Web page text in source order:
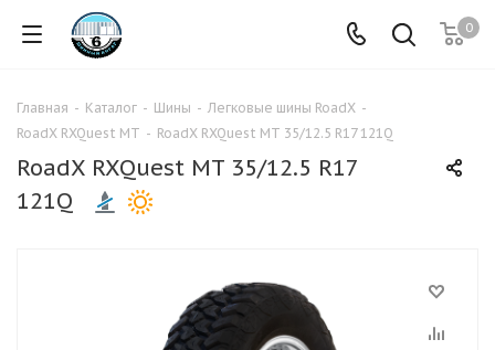
0
Главная - Каталог - Шины - Легковые шины RoadX -
RoadX RXQuest MT - RoadX RXQuest MT 35/12.5 R17 121Q
RoadX RXQuest MT 35/12.5 R17
121Q